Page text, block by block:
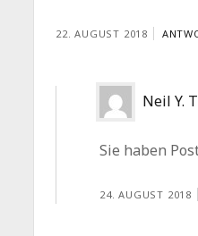
22. AUGUST 2018
Neil Y.
Sie haben
24. AUGUST 2018